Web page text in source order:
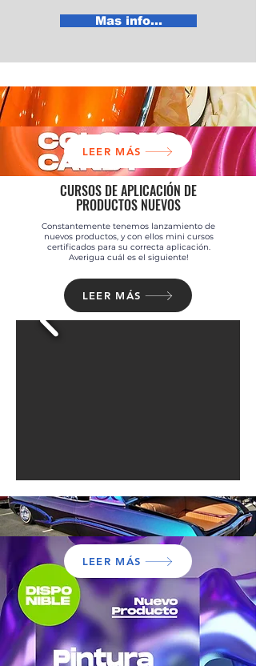
Mas info...
LEER MÁS
CURSOS DE APLICACIÓN DE
PRODUCTOS NUEVOS
Constantemente tenemos lanzamiento de
nuevos productos, y con ellos mini cursos
certificados para su correcta aplicación.
Averigua cuál es el siguiente!
LEER MÁS
LEER MÁS